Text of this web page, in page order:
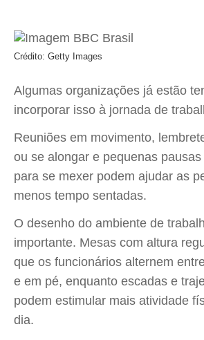
Crédito: Getty Images
Algumas organizações já estão
incorporar isso à jornada de
Reuniões em movimento,
ou se alongar e pequenas
para se mexer podem ajudar as
menos tempo sentadas.
O desenho do ambiente de
importante. Mesas com altura
que os funcionários alternem
e em pé, enquanto escadas e
podem estimular mais atividade
dia.